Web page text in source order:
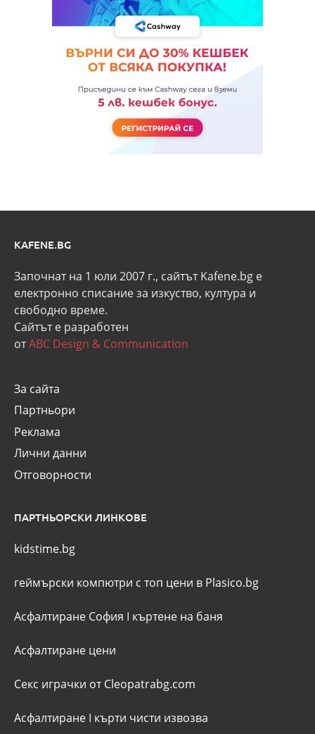
KAFENE.BG
Започнат на 1 юли 2007 г., сайтът Kafene.bg e
eлектронно списание за изкуство, култура и
свободно време.
Сайтът е разработен
отABC Design & Communication
За сайта
Партньори
Реклама
Лични данни
Отговорности
ПАРТНЬОРСКИ ЛИНКОВЕ
kidstime.bg
геймърски компютри с топ цени в Plasico.bg
Асфалтиране София I къртене на баня
Асфалтиране цени
Секс играчки от Cleopatrabg.com
Асфалтиране I кърти чисти извозва